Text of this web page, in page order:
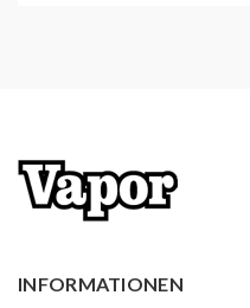
INFORMATIONEN